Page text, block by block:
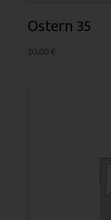
Ostern 35
10,00 €